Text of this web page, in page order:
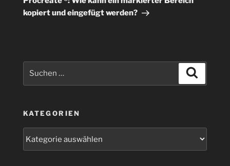
kopiert und eingefügt werden?
KATEGORIEN